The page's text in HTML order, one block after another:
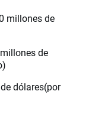
millones de
de
dólares(por